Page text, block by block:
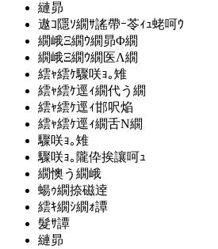
縺昴
遨ｺ隱ｿ繝ｻ謠帶ｰ苓ｨｭ蛯呵ｳ
繝峨Ξ繝ｳ繝昴Φ繝
繝峨Ξ繝ｳ繝医Λ繝
繧ｬ繧ｹ驟咲ｮ｡雉
繧ｬ繧ｹ逕ｨ繝代う繝
繧ｬ繧ｹ逕ｨ邯呎焔
繧ｬ繧ｹ逕ｨ繝舌Ν繝
驟咲ｮ｡雉
驟咲ｮ｡隴伜挨讓呵ｭ
繝懊う繝峨
蝪ｩ繝捺磁逹
繧ｷ繝ｼ繝ｫ譚
髮ｻ譚
縺昴